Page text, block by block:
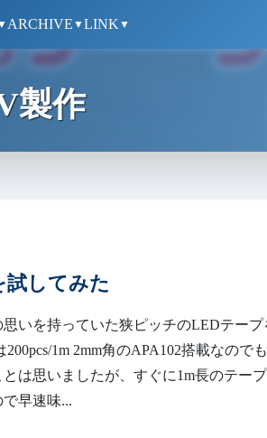
ARCHIVE ▼LINK ▼
製作
してみた
いを持っていた狭ピッチのLEDテープ
1m 2mm角のAPA102搭載なので
は思いましたが、すぐに1m長のテー
早速味...